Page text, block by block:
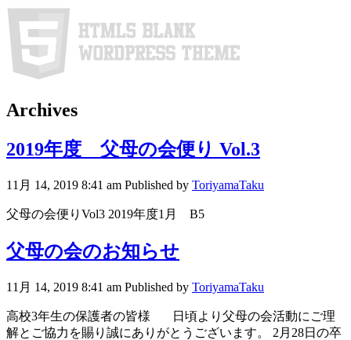
Archives
2019年度 父母の会便り Vol.3
11月 14, 2019 8:41 am Published by ToriyamaTaku
父母の会便りVol3 2019年度1月 B5
父母の会のお知らせ
11月 14, 2019 8:41 am Published by ToriyamaTaku
高校3年生の保護者の皆様 日頃より父母の会活動にご理
解とご協力を賜り誠にありがとうございます。 2月28日の卒